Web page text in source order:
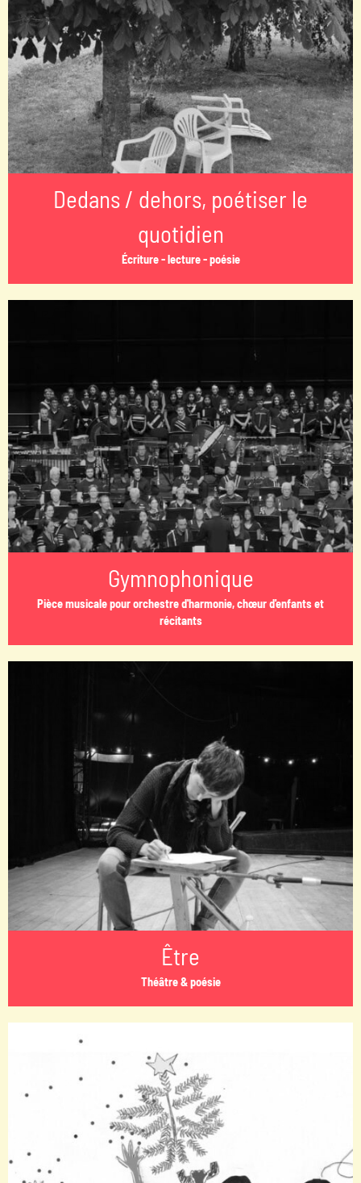
Dedans / dehors, poétiser le
quotidien
Écriture - lecture - poésie
Gymnophonique
Pièce musicale pour orchestre d'harmonie, chœur d'enfants et
récitants
Être
Théâtre & poésie